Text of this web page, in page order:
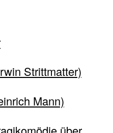
Strittmatter)
Mann)